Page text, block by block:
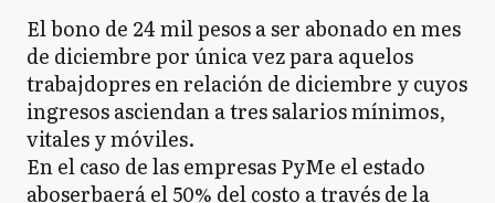
El bono de 24 mil pesos a ser abonado en mes
de diciembre por única vez para aquelos
trabajdopres en relación de diciembre y cuyos
ingresos asciendan a tres salarios mínimos,
vitales y móviles.
En el caso de las empresas PyMe el estado
aboserbaerá el 50% del costo a través de la